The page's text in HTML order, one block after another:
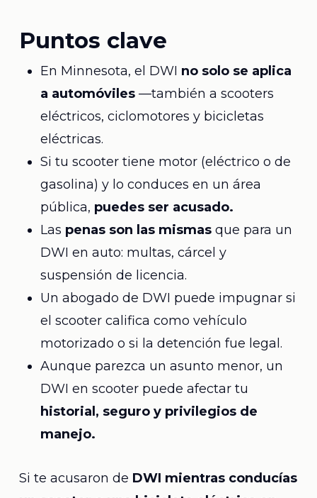
Puntos clave
En Minnesota, el DWI no solo se aplica
a automóviles—también a scooters
eléctricos, ciclomotores y bicicletas
eléctricas.
Si tu scooter tiene motor (eléctrico o de
gasolina) y lo conduces en un área
pública, puedes ser acusado.
Las penas son las mismasque para un
DWI en auto: multas, cárcel y
suspensión de licencia.
Un abogado de DWI puede impugnar si
el scooter califica como vehículo
motorizado o si la detención fue legal.
Aunque parezca un asunto menor, un
DWI en scooter puede afectar tu
historial, seguro y privilegios de
manejo.
Si te acusaron de DWI mientras conducías